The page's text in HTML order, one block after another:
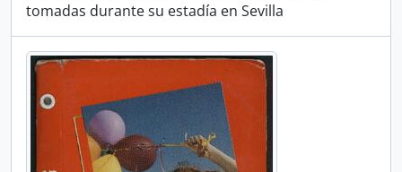
tomadas durante su estadía en Sevilla